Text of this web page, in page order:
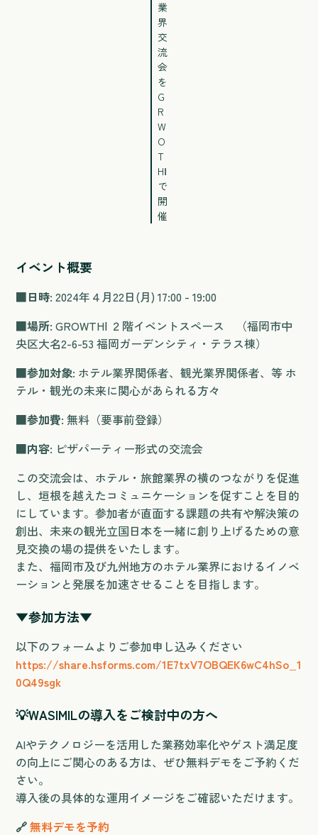
業
界
交
流
会
を
G
R
W
O
T
HⅠ
で
開
催
イベント概要
■日時: 2024年４月22日(月) 17:00 - 19:00
■場所: GROWTHⅠ ２階イベントスペース （福岡市中
央区大名2-6-53 福岡ガーデンシティ・テラス棟）
■参加対象: ホテル業界関係者、観光業界関係者、等 ホ
テル・観光の未来に関心があられる方々
■参加費: 無料（要事前登録）
■内容: ピザパーティー形式の交流会
この交流会は、ホテル・旅館業界の横のつながりを促進
し、垣根を越えたコミュニケーションを促すことを目的
にしています。参加者が直面する課題の共有や解決策の
創出、未来の観光立国日本を一緒に創り上げるための意
見交換の場の提供をいたします。
また、福岡市及び九州地方のホテル業界におけるイノベ
ーションと発展を加速させることを目指します。
▼参加方法▼
以下のフォームよりご参加申し込みください
https://share.hsforms.com/1E7txV7OBQEK6wC4hSo_1
0Q49sgk
💡WASIMILの導入をご検討中の方へ
AIやテクノロジーを活用した業務効率化やゲスト満足度
の向上にご関心のある方は、ぜひ無料デモをご予約くだ
さい。
導入後の具体的な運用イメージをご確認いただけます。
🔗無料デモを予約